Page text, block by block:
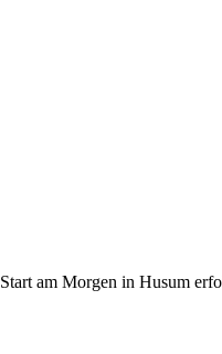
am Morgen in Husum